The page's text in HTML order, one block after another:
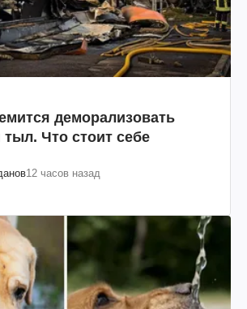
деморализовать
тыл. Что стоит себе
12 часов назад